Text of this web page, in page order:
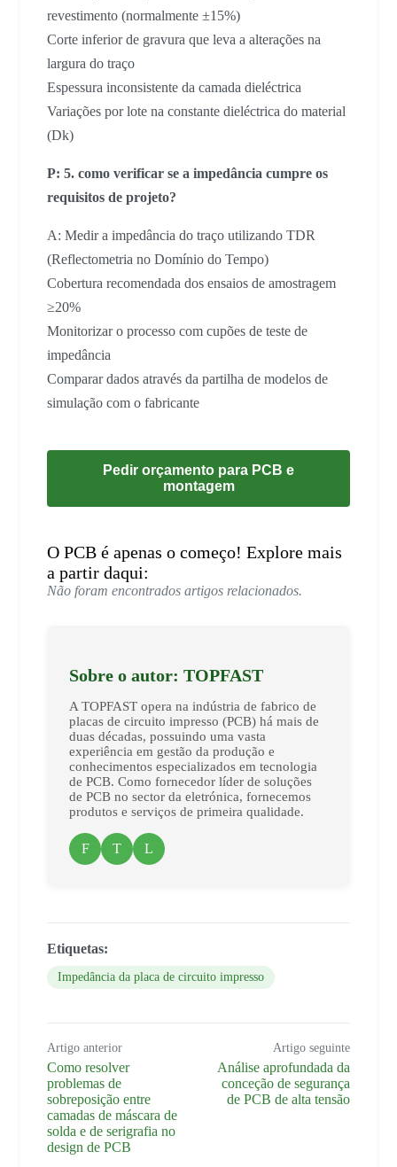
revestimento (normalmente ±15%)
Corte inferior de gravura que leva a alterações na
largura do traço
Espessura inconsistente da camada dieléctrica
Variações por lote na constante dieléctrica do material
(Dk)
P: 5. como verificar se a impedância cumpre os
requisitos de projeto?
A: Medir a impedância do traço utilizando TDR
(Reflectometria no Domínio do Tempo)
Cobertura recomendada dos ensaios de amostragem
≥20%
Monitorizar o processo com cupões de teste de
impedância
Comparar dados através da partilha de modelos de
simulação com o fabricante
Pedir orçamento para PCB e
montagem
O PCB é apenas o começo! Explore mais
a partir daqui:
Não foram encontrados artigos relacionados.
Sobre o autor: TOPFAST
A TOPFAST opera na indústria de fabrico de
placas de circuito impresso (PCB) há mais de
duas décadas, possuindo uma vasta
experiência em gestão da produção e
conhecimentos especializados em tecnologia
de PCB. Como fornecedor líder de soluções
de PCB no sector da eletrónica, fornecemos
produtos e serviços de primeira qualidade.
F T L
Etiquetas:
Impedância da placa de circuito impresso
Artigo anterior
Como resolver
problemas de
sobreposição entre
camadas de máscara de
solda e de serigrafia no
design de PCB
Artigo seguinte
Análise aprofundada da
conceção de segurança
de PCB de alta tensão